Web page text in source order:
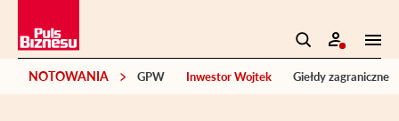
NOTOWANIA GPW Inwestor Wojtek Giełdy zagraniczne